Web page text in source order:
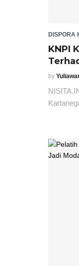
DISPORA
KNPI
by